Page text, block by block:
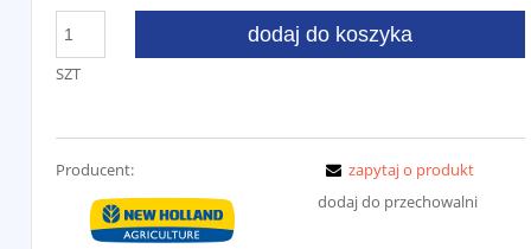
SZT
dodaj do koszyka
Producent:
zapytaj o produkt
dodaj do przechowalni